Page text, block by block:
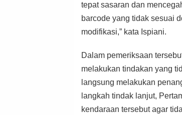
tepat sasaran dan
barcode yang tidak sesuai
modifikasi,” kata Ispiani.
Dalam pemeriksaan
melakukan tindakan yang
langsung melakukan
langkah tindak lanjut,
kendaraan tersebut agar